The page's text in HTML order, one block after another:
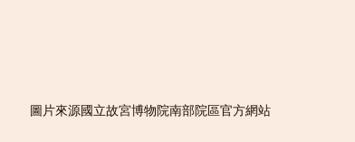
圖片來源國立故宮博物院南部院區官方網站